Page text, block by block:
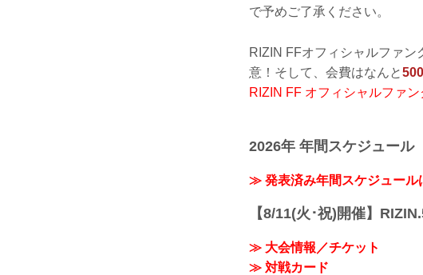
で予めご了承ください。
RIZIN FFオフィシャルファン
意！そして、会費はなんと
RIZIN FF オフィシャルファ
2026年 年間スケジュール
≫ 発表済み年間スケジュール
【8/11(火･祝)開催】
≫ 大会情報／チケット
≫ 対戦カード